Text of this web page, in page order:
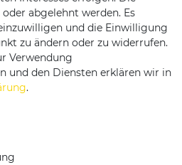
abgelehnt werden. Es
und die Einwilligung
zu ändern oder zu widerrufen.
Verwendung
und den Diensten erklären wir in
.